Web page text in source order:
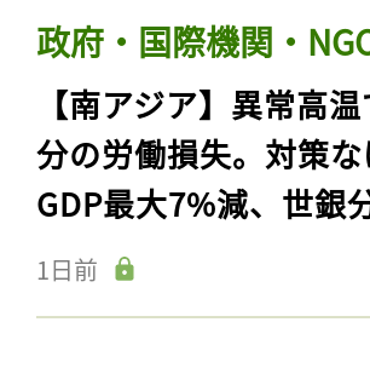
政府・国際機関・
【南アジア】異常高
分の労働損失。対策
GDP最大7%減、世銀
1日前